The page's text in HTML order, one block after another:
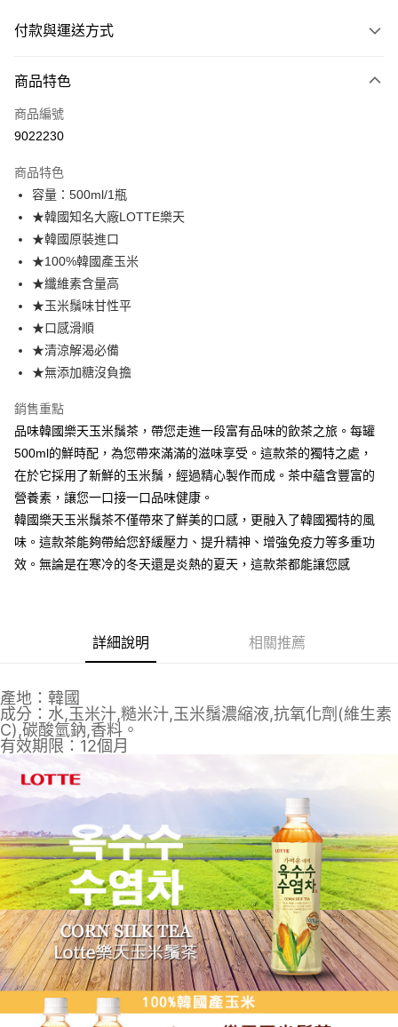
付款與運送方式
信用卡一次付款
LINE Pay
街口支付
ATM付款
運送方式
每筆NT$225
鮮時配（台北市全區、新北市板橋、三重、中和、永和、新店、新
莊及蘆洲區）
商品特色
商品編號
9022230
商品特色
容量：500ml/1瓶
★韓國知名大廠LOTTE樂天
★韓國原裝進口
★100%韓國產玉米
★纖維素含量高
★玉米鬚味甘性平
★口感滑順
★清涼解渴必備
★無添加糖沒負擔
銷售重點
品味韓國樂天玉米鬚茶，帶您走進一段富有品味的飲茶之旅。每罐
500ml的鮮時配，為您帶來滿滿的滋味享受。這款茶的獨特之處，
在於它採用了新鮮的玉米鬚，經過精心製作而成。茶中蘊含豐富的
營養素，讓您一口接一口品味健康。
韓國樂天玉米鬚茶不僅帶來了鮮美的口感，更融入了韓國獨特的風
味。這款茶能夠帶給您舒緩壓力、提升精神、增強免疫力等多重功
效。無論是在寒冷的冬天還是炎熱的夏天，這款茶都能讓您感
詳細說明 相關推薦
產地：韓國
成分：水,玉米汁,糙米汁,玉米鬚濃縮液,抗氧化劑(維生素
C),碳酸氫鈉,香料。
有效期限：12個月